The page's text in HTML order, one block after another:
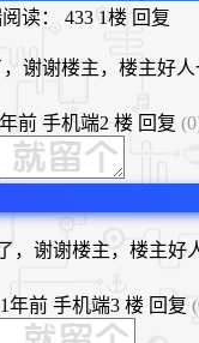
阅读： 433 1楼 回复
谢谢楼主，楼主好人
前 手机端2 楼 回复
，谢谢楼主，楼主好
1年前 手机端3 楼 回复